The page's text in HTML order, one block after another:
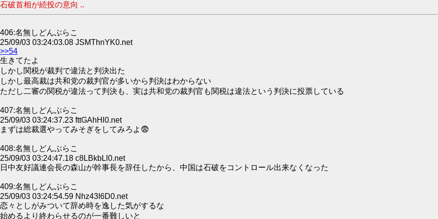
石破首相が続投の意向 ..
406:名無しどんぶらこ
25/09/03 03:24:03.08 JSMThnYK0.net
>>54
生きてたよ
しかし関税が裁判で違法と判決出た
しかし最高裁は共和党の裁判官が多いから判決はわからない
ただし二審の関税が違法って判決も、実は共和党の裁判官も関税は違法という判決に投票している
407:名無しどんぶらこ
25/09/03 03:24:37.23 fttGAhHl0.net
まずは総裁選やってみそぎをしてみろよ😨
408:名無しどんぶらこ
25/09/03 03:24:47.18 c8LBkbLl0.net
日中友好議連会長の森山が幹事長を辞任したから、中国は石破をコントロール出来なくなった
409:名無しどんぶらこ
25/09/03 03:24:54.59 Nhz43I6D0.net
恋々としがみついて辞め時を逸した気がするな
始めるより終わらせるのが一番難しいと